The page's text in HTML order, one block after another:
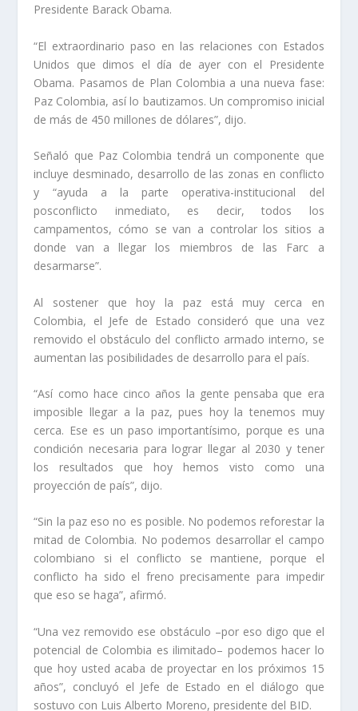
Presidente Barack Obama.
“El extraordinario paso en las relaciones con Estados
Unidos que dimos el día de ayer con el Presidente
Obama. Pasamos de Plan Colombia a una nueva fase:
Paz Colombia, así lo bautizamos. Un compromiso inicial
de más de 450 millones de dólares”, dijo.
Señaló que Paz Colombia tendrá un componente que
incluye desminado, desarrollo de las zonas en conflicto
y “ayuda a la parte operativa-institucional del
posconflicto inmediato, es decir, todos los
campamentos, cómo se van a controlar los sitios a
donde van a llegar los miembros de las Farc a
desarmarse”.
Al sostener que hoy la paz está muy cerca en
Colombia, el Jefe de Estado consideró que una vez
removido el obstáculo del conflicto armado interno, se
aumentan las posibilidades de desarrollo para el país.
“Así como hace cinco años la gente pensaba que era
imposible llegar a la paz, pues hoy la tenemos muy
cerca. Ese es un paso importantísimo, porque es una
condición necesaria para lograr llegar al 2030 y tener
los resultados que hoy hemos visto como una
proyección de país”, dijo.
“Sin la paz eso no es posible. No podemos reforestar la
mitad de Colombia. No podemos desarrollar el campo
colombiano si el conflicto se mantiene, porque el
conflicto ha sido el freno precisamente para impedir
que eso se haga”, afirmó.
“Una vez removido ese obstáculo –por eso digo que el
potencial de Colombia es ilimitado– podemos hacer lo
que hoy usted acaba de proyectar en los próximos 15
años”, concluyó el Jefe de Estado en el diálogo que
sostuvo con Luis Alberto Moreno, presidente del BID.